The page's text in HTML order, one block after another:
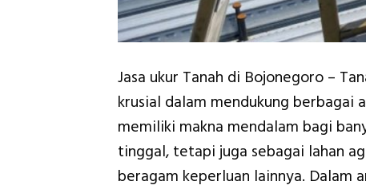
Jasa ukur Tanah di Bojonegoro –
krusial dalam mendukung berbagai
memiliki makna mendalam bagi
tinggal, tetapi juga sebagai lahan
beragam keperluan lainnya. Dalam